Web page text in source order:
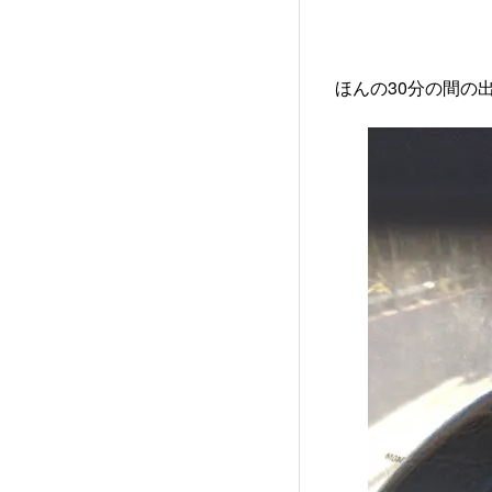
ほんの30分の間の